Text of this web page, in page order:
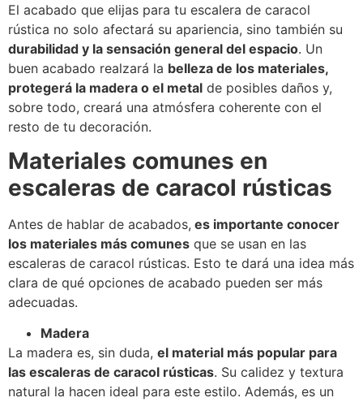
El acabado que elijas para tu escalera de caracol
rústica no solo afectará su apariencia, sino también su
durabilidad y la sensación general del espacio. Un
buen acabado realzará la belleza de los materiales,
protegerá la madera o el metal de posibles daños y,
sobre todo, creará una atmósfera coherente con el
resto de tu decoración.
Materiales comunes en
escaleras de caracol rústicas
Antes de hablar de acabados, es importante conocer
los materiales más comunes que se usan en las
escaleras de caracol rústicas. Esto te dará una idea más
clara de qué opciones de acabado pueden ser más
adecuadas.
Madera
La madera es, sin duda, el material más popular para
las escaleras de caracol rústicas. Su calidez y textura
natural la hacen ideal para este estilo. Además, es un